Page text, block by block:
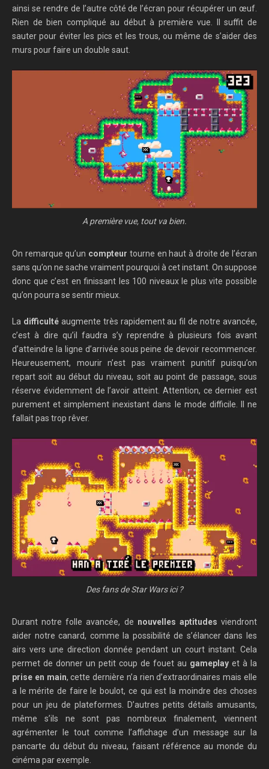
ainsi se rendre de l’autre côté de l’écran pour récupérer un œuf.
Rien de bien compliqué au début à première vue. Il suffit de
sauter pour éviter les pics et les trous, ou même de s’aider des
murs pour faire un double saut.
A première vue, tout va bien.
On remarque qu’un compteur tourne en haut à droite de l’écran
sans qu’on ne sache vraiment pourquoi à cet instant. On suppose
donc que c’est en finissant les 100 niveaux le plus vite possible
qu’on pourra se sentir mieux.
La difficultéaugmente très rapidement au fil de notre avancée,
c’est à dire qu’il faudra s’y reprendre à plusieurs fois avant
d’atteindre la ligne d’arrivée sous peine de devoir recommencer.
Heureusement, mourir n’est pas vraiment punitif puisqu’on
repart soit au début du niveau, soit au point de passage, sous
réserve évidemment de l’avoir atteint. Attention, ce dernier est
purement et simplement inexistant dans le mode difficile. Il ne
fallait pas trop rêver.
Des fans de Star Wars ici ?
Durant notre folle avancée, de nouvelles aptitudes viendront
aider notre canard, comme la possibilité de s’élancer dans les
airs vers une direction donnée pendant un court instant. Cela
permet de donner un petit coup de fouet au gameplay et à la
prise en main, cette dernière n’a rien d’extraordinaires mais elle
a le mérite de faire le boulot, ce qui est la moindre des choses
pour un jeu de plateformes. D’autres petits détails amusants,
même s’ils ne sont pas nombreux finalement, viennent
agrémenter le tout comme l’affichage d’un message sur la
pancarte du début du niveau, faisant référence au monde du
cinéma par exemple.